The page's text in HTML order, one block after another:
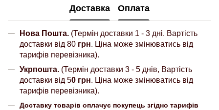
Доставка Оплата
Нова Пошта. (Термін доставки 1 - 3 дні. Вартість
доставки від 80 грн. Ціна може змінюватись від
тарифів перевізника).
Укрпошта. (Термін доставки 3 - 5 днів, Вартість
доставки від 50 грн. Ціна може змінюватись від
тарифів перевізника).
Доставку товарів оплачує покупець згідно тарифів